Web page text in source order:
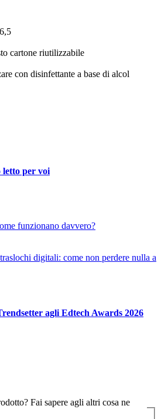
cartone riutilizzabile
con disinfettante a base di alcol
letto per voi
funzionano davvero?
digitali: come non perdere nulla a
agli Edtech Awards 2026
Fai sapere agli altri cosa ne